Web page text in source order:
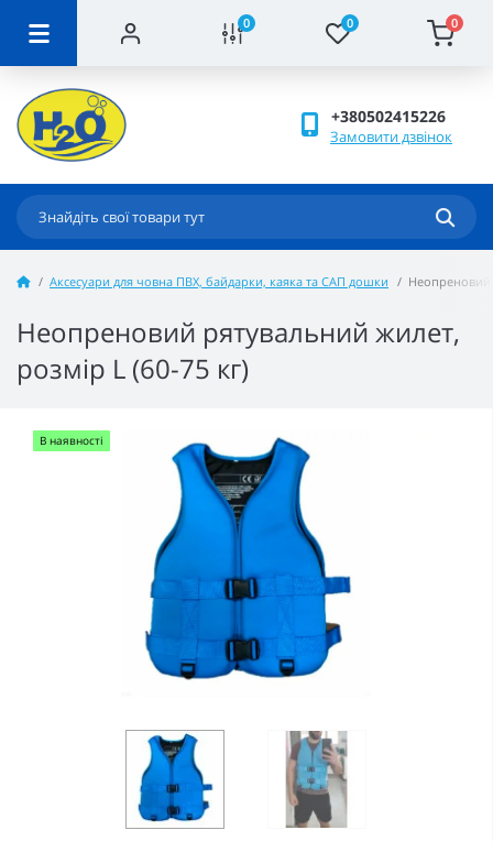
0 0 0
+380502415226
Замовити дзвінок
Аксесуари для човна ПВХ, байдарки, каяка та САП дошки Неопреновий
Неопреновий рятувальний жилет,
розмір L (60-75 кг)
В наявності